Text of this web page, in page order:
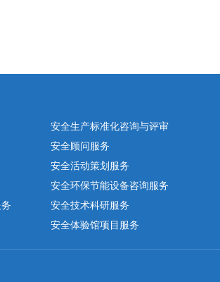
安全生产标准化咨询与评审
安全顾问服务
安全活动策划服务
安全环保节能设备咨询服务
安全技术科研服务
安全体验馆项目服务